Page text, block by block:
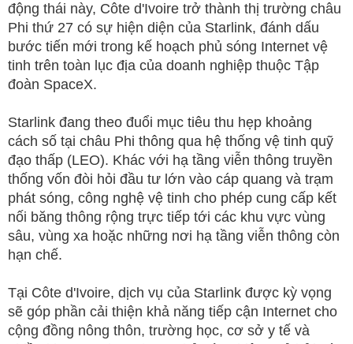
động thái này, Côte d'Ivoire trở thành thị trường châu
Phi thứ 27 có sự hiện diện của Starlink, đánh dấu
bước tiến mới trong kế hoạch phủ sóng Internet vệ
tinh trên toàn lục địa của doanh nghiệp thuộc Tập
đoàn SpaceX.
Starlink đang theo đuổi mục tiêu thu hẹp khoảng
cách số tại châu Phi thông qua hệ thống vệ tinh quỹ
đạo thấp (LEO). Khác với hạ tầng viễn thông truyền
thống vốn đòi hỏi đầu tư lớn vào cáp quang và trạm
phát sóng, công nghệ vệ tinh cho phép cung cấp kết
nối băng thông rộng trực tiếp tới các khu vực vùng
sâu, vùng xa hoặc những nơi hạ tầng viễn thông còn
hạn chế.
Tại Côte d'Ivoire, dịch vụ của Starlink được kỳ vọng
sẽ góp phần cải thiện khả năng tiếp cận Internet cho
cộng đồng nông thôn, trường học, cơ sở y tế và